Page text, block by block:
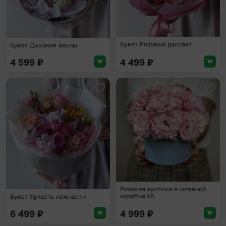
Букет Дыхание весны
4 599 ₽
Букет Розовый рассвет
4 499 ₽
Добавить в избранное
Букет Яркость нежности
6 499 ₽
Розовая эустома в шляпной
коробке XS
4 999 ₽